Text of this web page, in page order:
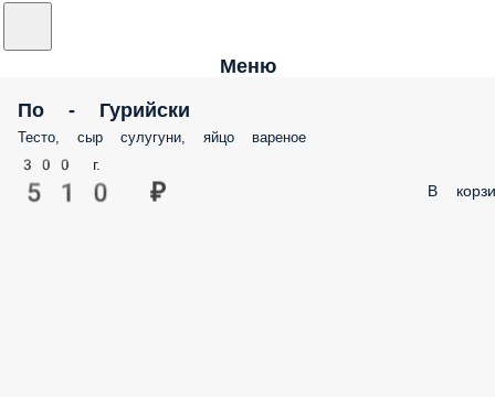
Меню
По - Гурийски
Тесто, сыр сулугуни, яйцо вареное
300 г.
510 ₽ В